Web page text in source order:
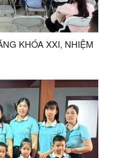
KHÓA XXI, NHIỆM